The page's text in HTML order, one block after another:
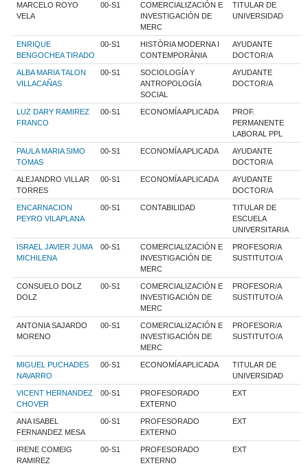
MARCELO ROYO
VELA
00-S1
COMERCIALIZACIÓN E
INVESTIGACIÓN DE
MERC
TITULAR DE
UNIVERSIDAD
ENRIQUE
BENGOCHEA TIRADO
00-S1
HISTÒRIA MODERNA I
CONTEMPORÀNIA
AYUDANTE
DOCTOR/A
ALBA MARIA TALON
VILLACAÑAS
00-S1
SOCIOLOGÍA Y
ANTROPOLOGÍA
SOCIAL
AYUDANTE
DOCTOR/A
LUZ DARY RAMIREZ
FRANCO
00-S1 ECONOMÍA APLICADA
PROF.
PERMANENTE
LABORAL PPL
PAULA MARIA SIMO
TOMAS
00-S1 ECONOMÍA APLICADA
AYUDANTE
DOCTOR/A
ALEJANDRO VILLAR
TORRES
00-S1 ECONOMÍA APLICADA
AYUDANTE
DOCTOR/A
ENCARNACION
PEYRO VILAPLANA
00-S1 CONTABILIDAD
TITULAR DE
ESCUELA
UNIVERSITARIA
ISRAEL JAVIER JUMA
MICHILENA
00-S1
COMERCIALIZACIÓN E
INVESTIGACIÓN DE
MERC
PROFESOR/A
SUSTITUTO/A
CONSUELO DOLZ
DOLZ
00-S1
COMERCIALIZACIÓN E
INVESTIGACIÓN DE
MERC
PROFESOR/A
SUSTITUTO/A
ANTONIA SAJARDO
MORENO
00-S1
COMERCIALIZACIÓN E
INVESTIGACIÓN DE
MERC
PROFESOR/A
SUSTITUTO/A
MIGUEL PUCHADES
NAVARRO
00-S1 ECONOMÍA APLICADA
TITULAR DE
UNIVERSIDAD
VICENT HERNANDEZ
CHOVER
00-S1
PROFESORADO
EXTERNO
EXT
ANA ISABEL
FERNANDEZ MESA
00-S1
PROFESORADO
EXTERNO
EXT
IRENE COMEIG
RAMIREZ
00-S1
PROFESORADO
EXTERNO
EXT